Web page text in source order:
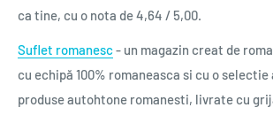
ca tine, cu o nota de 4,64 / 5,00.
Suflet romanesc- un magazin creat de
cu echipă 100% romaneasca si cu o
produse autohtone romanesti, livrate cu